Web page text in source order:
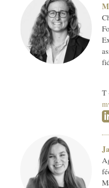
T